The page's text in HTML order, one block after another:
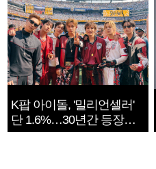
K팝 아이돌, '밀리언셀러'
단 1.6%…30년간 등장
1182개팀 전수조사